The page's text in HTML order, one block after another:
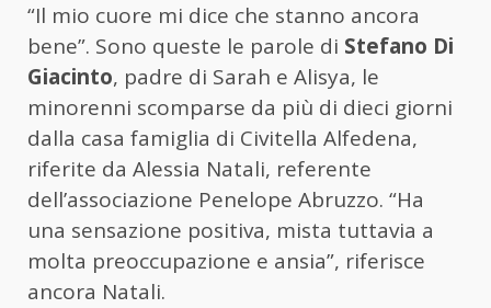
“Il mio cuore mi dice che stanno ancora
bene”. Sono queste le parole di Stefano Di
Giacinto, padre di Sarah e Alisya, le
minorenni scomparse da più di dieci giorni
dalla casa famiglia di Civitella Alfedena,
riferite da Alessia Natali, referente
dell’associazione Penelope Abruzzo. “Ha
una sensazione positiva, mista tuttavia a
molta preoccupazione e ansia”, riferisce
ancora Natali.